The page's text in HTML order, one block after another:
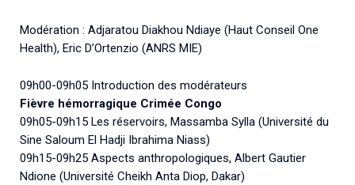
Modération : Adjaratou Diakhou Ndiaye (Haut Conseil One
Health), Eric D’Ortenzio (ANRS MIE)
09h00-09h05 Introduction des modérateurs
Fièvre hémorragique Crimée Congo
09h05-09h15 Les réservoirs, Massamba Sylla (Université du
Sine Saloum El Hadji Ibrahima Niass)
09h15-09h25 Aspects anthropologiques, Albert Gautier
Ndione (Université Cheikh Anta Diop, Dakar)